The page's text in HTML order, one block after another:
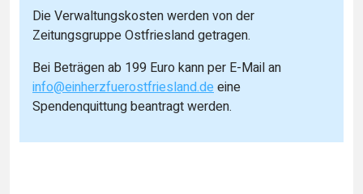
Die Verwaltungskosten werden von der
Zeitungsgruppe Ostfriesland getragen.
Bei Beträgen ab 199 Euro kann per E-Mail an
info@einherzfuerostfriesland.deeine
Spendenquittung beantragt werden.